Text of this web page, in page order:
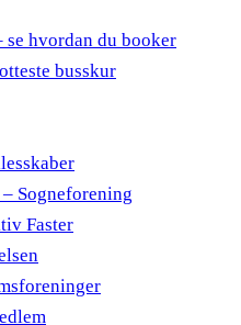
se hvordan du booker
busskur
Sogneforening
Faster